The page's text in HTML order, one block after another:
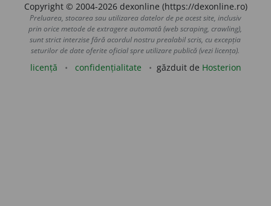
Copyright © 2004-2026 dexonline (https://dexonline.ro)
Preluarea, stocarea sau utilizarea datelor de pe acest site, inclusiv
prin orice metode de extragere automată (web scraping, crawling),
sunt strict interzise fără acordul nostru prealabil scris, cu excepția
seturilor de date oferite oficial spre utilizare publică (vezi licența).
licență confidențialitate găzduit de Hosterion